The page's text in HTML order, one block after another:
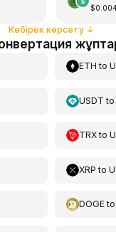
$0.004
Көбірек көрсету↓
ETH to
USDT
TRXto
XRP to
DOGE